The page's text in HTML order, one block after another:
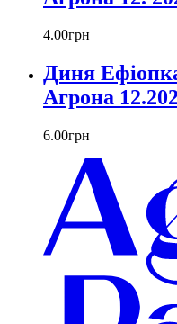
4.00грн
Диня
Агрона
6.00грн